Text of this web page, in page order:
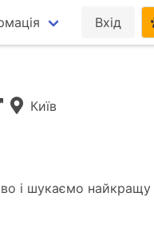
Вхід
Київ
і шукаємо